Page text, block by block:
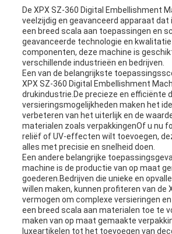
De XPX SZ-360 Digital Embellishment
veelzijdig en geavanceerd apparaat
een breed scala aan toepassingen en
geavanceerde technologie en
componenten, deze machine is
verschillende industrieën en bedrijven.
Een van de belangrijkste
XPX SZ-360 Digital Embellishment
drukindustrie.De precieze en efficiënte
versieringsmogelijkheden maken het
verbeteren van het uiterlijk en de
materialen zoals verpakkingenOf u nu
reliëf of UV-effecten wilt toevoegen,
alles met precisie en snelheid doen.
Een andere belangrijke
machine is de productie van op maat
goederen.Bedrijven die unieke en
willen maken, kunnen profiteren van de
vermogen om complexe versieringen
een breed scala aan materialen toe te
maken van op maat gemaakte
luxeartikelen tot het toevoegen van